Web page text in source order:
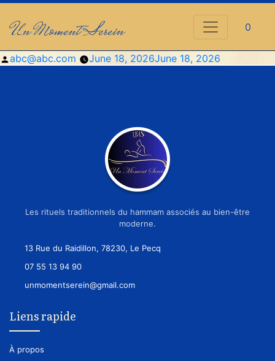
Un Moment Serein 0
Posted
abc@abc.com June 18, 2026June 18, 2026
Les rituels traditionnels du hammam associés au bien-être
moderne.
13 Rue du Raidillon, 78230, Le Pecq
07 55 13 94 90
unmomentserein@gmail.com
Liens rapide
À propos